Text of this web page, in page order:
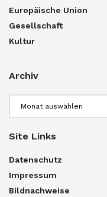
Europäische Union
Gesellschaft
Kultur
Archiv
Site Links
Datenschutz
Impressum
Bildnachweise